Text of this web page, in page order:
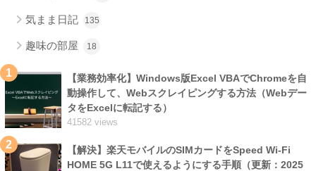
気まま日記 135
趣味の部屋 18
1
【業務効率化】Windows版Excel VBAでChromeを自
動操作して、Webスクレイピングする方法（Webデー
タをExcelに転記する）
41582 views
2
【解決】楽天モバイルのSIMカードをSpeed Wi-Fi
HOME 5G L11で使えるようにする手順（更新：2025